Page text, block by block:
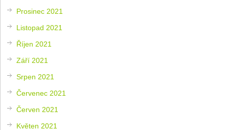
Prosinec 2021
Listopad 2021
Říjen 2021
Září 2021
Srpen 2021
Červenec 2021
Červen 2021
Květen 2021